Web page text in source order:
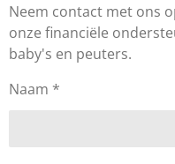
Neem contact met ons
onze financiële
baby's en peuters.
Naam *